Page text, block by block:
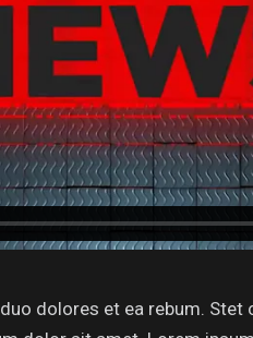
dolores et ea rebum. Stet